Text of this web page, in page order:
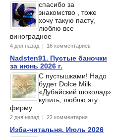
спасибо за
знакомство , тоже
хочу такую пасту,
люблю все
виноградное
4 дня назад | 16 комментариев
Nadsten91. Пустые баночки
за июнь 2026 г.
С пустышками! Надо
будет Dolce Milk
«Дубайский шоколад»
купить, люблю эту
фирму.
2 дня назад | 22 комментария
Изба-читальня. Июль 2026